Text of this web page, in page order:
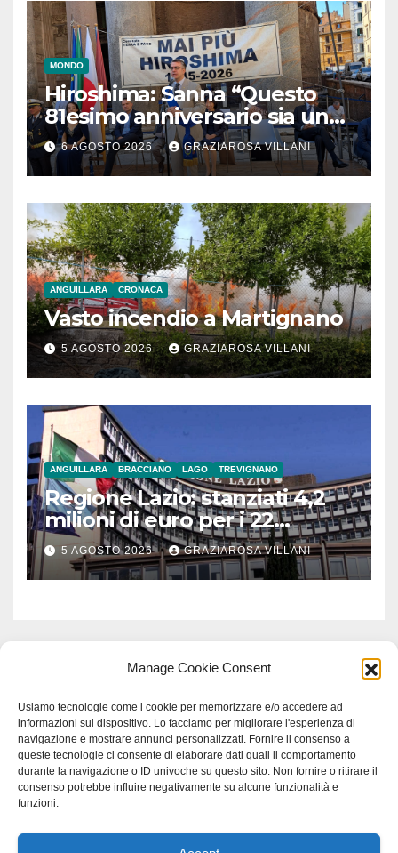
Manage Cookie Consent
Usiamo tecnologie come i cookie per memorizzare e/o accedere ad
informazioni sul dispositivo. Lo facciamo per migliorare l'esperienza di
navigazione e mostrare annunci personalizzati. Fornire il consenso a
queste tecnologie ci consente di elaborare dati quali il comportamento
durante la navigazione o ID univoche su questo sito. Non fornire o ritirare il
consenso potrebbe influire negativamente su alcune funzionalità e
funzioni.
MONDO
Hiroshima: Sanna “Questo
81esimo anniversario sia un
monito per tutti”
6 AGOSTO 2026 GRAZIAROSA VILLANI
ANGUILLARA CRONACA
Vasto incendio a Martignano
5 AGOSTO 2026 GRAZIAROSA VILLANI
ANGUILLARA BRACCIANO LAGO TREVIGNANO
Regione Lazio: stanziati 4,2
milioni di euro per i 22
Comuni dell’Etruria
Meridionale
5 AGOSTO 2026 GRAZIAROSA VILLANI